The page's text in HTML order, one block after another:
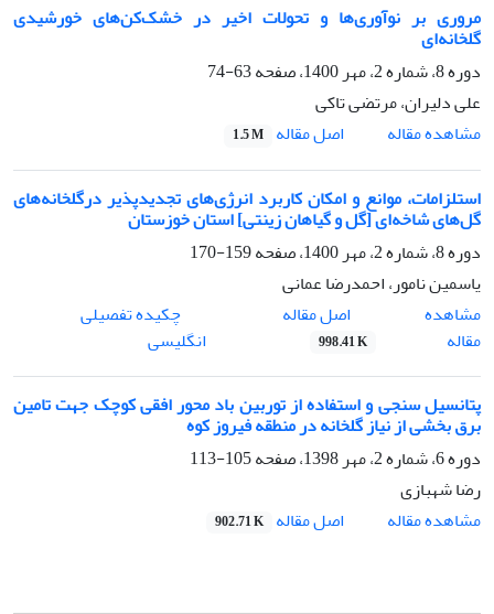
مروری بر نوآوری‌ها و تحولات اخیر در خشک‌کن‌های خورشیدی
گلخانه‌ای
دوره 8، شماره 2، مهر 1400، صفحه
63-74
علی دلیران، مرتضی تاکی
مشاهده مقاله
اصل مقاله 1.5 M
استلزامات، موانع و امکان کاربرد انرژی‌های تجدیدپذیر درگلخانه‌های
گل‌های شاخه‌ای [گل و گیاهان زینتی] استان خوزستان
دوره 8، شماره 2، مهر 1400، صفحه
159-170
یاسمین نامور، احمدرضا عمانی
مشاهده
مقاله
اصل مقاله
998.41 K
چکیده تفصیلی
انگلیسی
پتانسیل سنجی و استفاده از توربین باد محور افقی کوچک جهت تامین
برق بخشی از نیاز گلخانه در منطقه فیروز کوه
دوره 6، شماره 2، مهر 1398، صفحه
105-113
رضا شهبازی
مشاهده مقاله
اصل مقاله 902.71 K